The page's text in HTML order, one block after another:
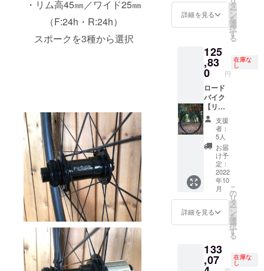
・リム高45㎜／ワイド25㎜
（F:24h・R:24h）
スポークを3種から選択
付属品
以外は
は、リ
ム高の
くださ
い。 ※
対象製
品のリ
ムは写
真と異
なる場
合がご
ざいま
す。 ※
ホイー
ル完成
組で
す。車
体、タ
イヤ、
チュー
ブなど
ませ
ん。
円 － ご
支援金
額
30,000
110,000
円税込
残金11
万円を
ホイー
ル交換
時にお
支払い
いただ
きま
す。 ・
６か月
以内な
らば、
行使を
するこ
とがで
きま
す。 ・
６か月
た場合
はいか
なる理
売価格
188,144
円税込
※2022.6
カーボ
ンリム
700c（
UDマッ
トクリ
ア仕上
げ）
F:24H/
R24H
hoshi
:wingst
AERO
（開放
組） 真
鍮ニッ
プル：
黒 ※開
放組み
はス
がクロ
スする
場合、
詳細を見る
タ
ー
ン
を
選
択
す
る
125
,83
0 円
在庫な
し
ロード
バイク
【リム
ブレー
キ】仕
様カー
ボンホ
イール
35%off
+送料
通常販
売価格
190,200
円税込
※2022.6
月時点
ンリム
700c（
UDマッ
支援
者：
5人
お届
け予
定：
2022
年10
月
詳細を見る
こ
の
リ
タ
ー
ン
を
選
択
す
る
133
,07 在庫な
し